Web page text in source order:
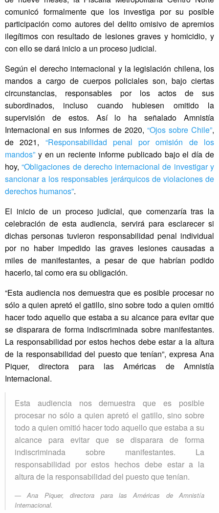
comunicó formalmente que los investiga por su posible
participación como autores del delito omisivo de apremios
ilegítimos con resultado de lesiones graves y homicidio, y
con ello se dará inicio a un proceso judicial.
Según el derecho internacional y la legislación chilena, los
mandos a cargo de cuerpos policiales son, bajo ciertas
circunstancias, responsables por los actos de sus
subordinados, incluso cuando hubiesen omitido la
supervisión de estos. Así lo ha señalado Amnistía
Internacional en sus informes de 2020, “Ojos sobre Chile”,
de 2021, “Responsabilidad penal por omisión de los
mandos” y en un reciente informe publicado bajo el día de
hoy,“Obligaciones de derecho internacional de investigar y
sancionar a los responsables jerárquicos de violaciones de
derechos humanos”.
El inicio de un proceso judicial, que comenzaría tras la
celebración de esta audiencia, servirá para esclarecer si
dichas personas tuvieron responsabilidad penal individual
por no haber impedido las graves lesiones causadas a
miles de manifestantes, a pesar de que habrían podido
hacerlo, tal como era su obligación.
“Esta audiencia nos demuestra que es posible procesar no
sólo a quien apretó el gatillo, sino sobre todo a quien omitió
hacer todo aquello que estaba a su alcance para evitar que
se disparara de forma indiscriminada sobre manifestantes.
La responsabilidad por estos hechos debe estar a la altura
de la responsabilidad del puesto que tenían”, expresa Ana
Piquer, directora para las Américas de Amnistía
Internacional.
Esta audiencia nos demuestra que es posible
procesar no sólo a quien apretó el gatillo, sino sobre
todo a quien omitió hacer todo aquello que estaba a su
alcance para evitar que se disparara de forma
indiscriminada sobre manifestantes. La
responsabilidad por estos hechos debe estar a la
altura de la responsabilidad del puesto que tenían.
Ana Piquer, directora para las Américas de Amnistía
Internacional.